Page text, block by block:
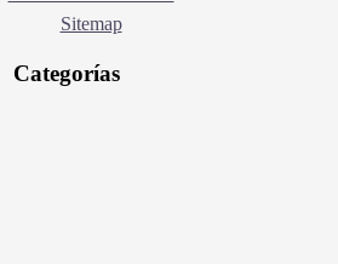
Sitemap
Categorías